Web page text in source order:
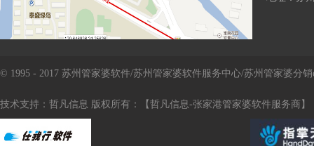
© 1995 - 2017 苏州管家婆软件/苏州管家婆软件服务中心/苏州管家婆分
技术支持：哲凡信息 版权所有：【哲凡信息-张家港管家婆软件服务商】